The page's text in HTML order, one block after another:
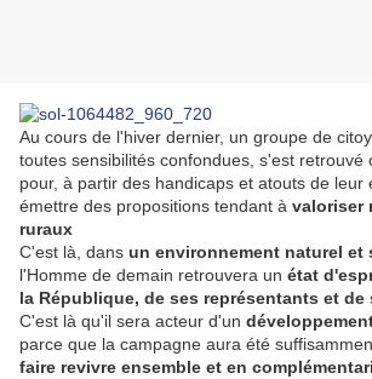
Au cours de l'hiver dernier, un groupe de
toutes sensibilités confondues, s'est retrouvé
pour, à partir des handicaps et atouts de leur
émettre des propositions tendant à valoriser
ruraux
C'est là, dans un environnement naturel et
l'Homme de demain retrouvera un état
la République, de ses représentants et de
C'est là qu'il sera acteur d'un
parce que la campagne aura été
faire revivre ensemble et en